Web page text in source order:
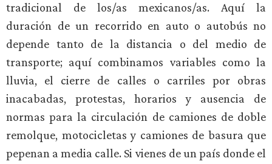
tradicional de los/as mexicanos/as. Aquí la
duración de un recorrido en auto o autobús no
depende tanto de la distancia o del medio de
transporte; aquí combinamos variables como la
lluvia, el cierre de calles o carriles por obras
inacabadas, protestas, horarios y ausencia de
normas para la circulación de camiones de doble
remolque, motocicletas y camiones de basura que
pepenan a media calle. Si vienes de un país donde el